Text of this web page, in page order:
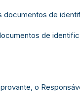
documentos de
de
o